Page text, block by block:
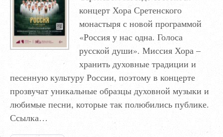
концерт Хора Сретенского
монастыря с новой программой
«Россия у нас одна. Голоса
русской души». Миссия Хора –
хранить духовные традиции и
песенную культуру России, поэтому в концерте
прозвучат уникальные образцы духовной музыки и
любимые песни, которые так полюбились публике.
Ссылка…